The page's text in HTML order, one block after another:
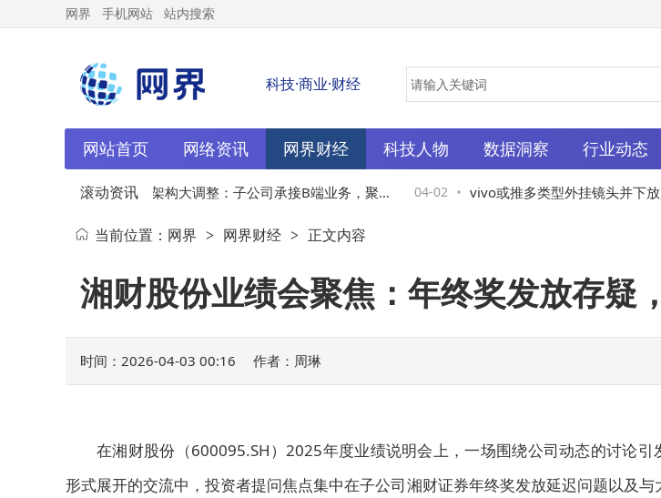
网界 手机网站 站内搜索
科技·商业·财经
网站首页 网络资讯 网界财经 科技人物 数据洞察 行业动态
滚动资讯
04-02 智谱架构大调整：子公司承接B端业务，聚焦
基模能否再创辉煌？
04-02 vivo或推多类型外挂镜头并下放产
当前位置： 网界 > 网界财经 > 正文内容
湘财股份业绩会聚焦：年终奖发放存疑
时间：2026-04-03 00:16 作者：周琳
在湘财股份（600095.SH）2025年度业绩说明会上，一场围绕公司动态的讨论引
形式展开的交流中，投资者提问焦点集中在子公司湘财证券年终奖发放延迟问题以及